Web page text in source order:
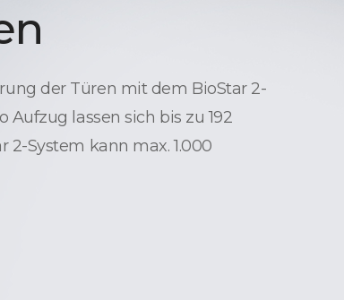
der Türen mit dem BioStar 2-
lassen sich bis zu 192
2-System kann max. 1.000